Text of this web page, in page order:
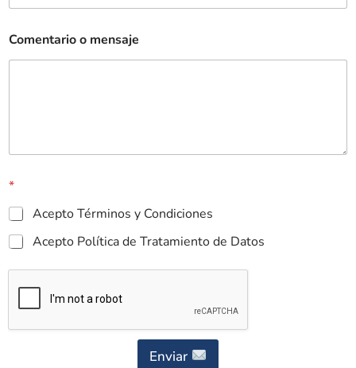
Comentario o mensaje
*
Acepto Términos y Condiciones
Acepto Política de Tratamiento de Datos
Enviar